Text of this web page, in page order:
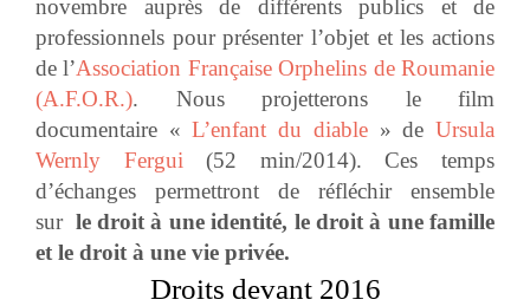
novembre auprès de différents publics et de
professionnels pour présenter l’objet et les actions
de l’Association Française Orphelins de Roumanie
(A.F.O.R.). Nous projetterons le film
documentaire «L’enfant du diable» deUrsula
Wernly Fergui (52 min/2014). Ces temps
d’échanges permettront de réfléchir ensemble
sur le droit à une identité, le droit à une famille
et le droit à une vie privée.
Droits devant 2016